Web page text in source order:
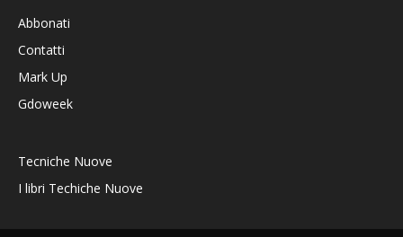
Abbonati
Contatti
Mark Up
Gdoweek
Tecniche Nuove
I libri Techiche Nuove